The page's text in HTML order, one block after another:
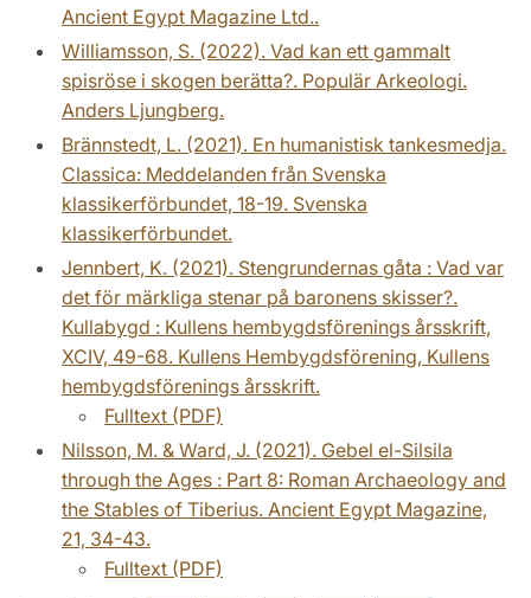
Ancient Egypt Magazine Ltd..
Williamsson, S. (2022). Vad kan ett gammalt
spisröse i skogen berätta?. Populär Arkeologi.
Anders Ljungberg.
Brännstedt, L. (2021). En humanistisk tankesmedja.
Classica: Meddelanden från Svenska
klassikerförbundet, 18-19. Svenska
klassikerförbundet.
Jennbert, K. (2021). Stengrundernas gåta : Vad var
det för märkliga stenar på baronens skisser?.
Kullabygd : Kullens hembygdsförenings årsskrift,
XCIV, 49-68. Kullens Hembygdsförening, Kullens
hembygdsförenings årsskrift.
Fulltext (PDF)
Nilsson, M. & Ward, J. (2021). Gebel el-Silsila
through the Ages : Part 8: Roman Archaeology and
the Stables of Tiberius. Ancient Egypt Magazine,
21, 34-43.
Fulltext (PDF)